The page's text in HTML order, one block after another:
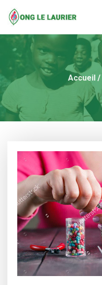
content
Accueil /